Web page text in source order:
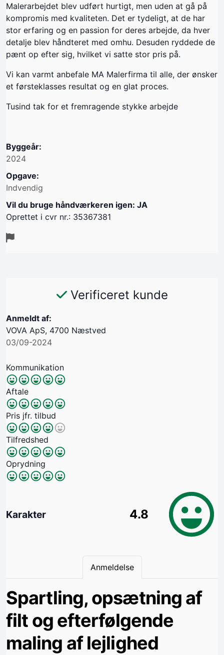
Malerarbejdet blev udført hurtigt, men uden at gå på
kompromis med kvaliteten. Det er tydeligt, at de har
stor erfaring og en passion for deres arbejde, da hver
detalje blev håndteret med omhu. Desuden ryddede de
pænt op efter sig, hvilket vi satte stor pris på.
Vi kan varmt anbefale MA Malerfirma til alle, der ønsker
et førsteklasses resultat og en glat proces.
Tusind tak for et fremragende stykke arbejde
Byggeår:
2024
Opgave:
Indvendig
Vil du bruge håndværkeren igen: JA
Oprettet i cvr nr.: 35367381
Verificeret kunde
Anmeldt af:
VOVA ApS, 4700 Næstved
03/09-2024
Kommunikation
Aftale
Pris jfr. tilbud
Tilfredshed
Oprydning
Karakter 4.8
Anmeldelse
Spartling, opsætning af
filt og efterfølgende
maling af lejlighed